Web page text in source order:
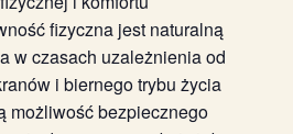
fizyczna jest naturalną
w czasach uzależnienia od
i biernego trybu życia
możliwość bezpiecznego